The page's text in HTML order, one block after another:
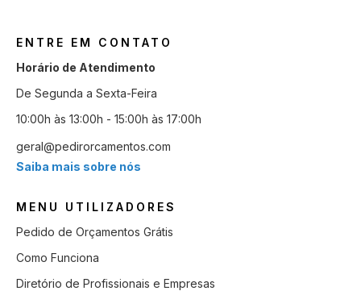
ENTRE EM CONTATO
Horário de Atendimento
De Segunda a Sexta-Feira
10:00h às 13:00h - 15:00h às 17:00h
geral@pedirorcamentos.com
Saiba mais sobre nós
MENU UTILIZADORES
Pedido de Orçamentos Grátis
Como Funciona
Diretório de Profissionais e Empresas